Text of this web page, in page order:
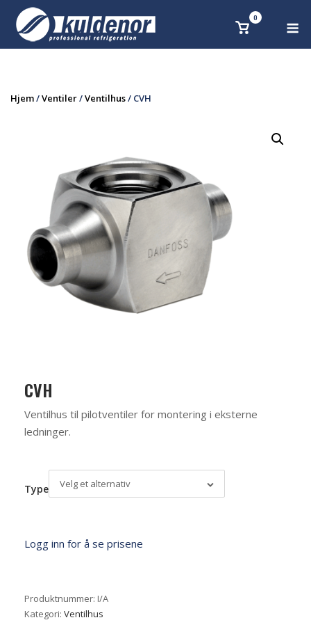
content
Se 0
Hjem/Ventiler/Ventilhus/ CVH
CVH
Ventilhus til pilotventiler for montering i eksterne
ledninger.
Type Velg et alternativ
Logg inn for å se prisene
Produktnummer: I/A
Kategori: Ventilhus